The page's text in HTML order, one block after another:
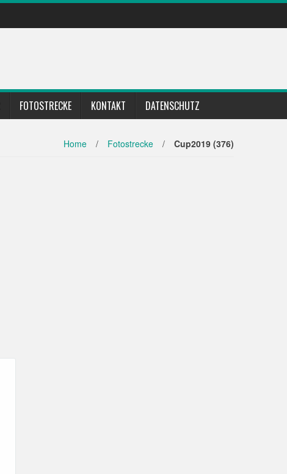
FOTOSTRECKE KONTAKT DATENSCHUTZ
Home / Fotostrecke / Cup2019 (376)